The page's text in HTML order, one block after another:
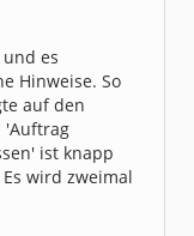
es
Hinweise. So
auf den
'Auftrag
ist knapp
wird zweimal